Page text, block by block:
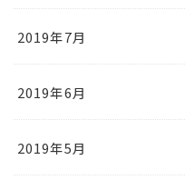
2019年7月
2019年6月
2019年5月